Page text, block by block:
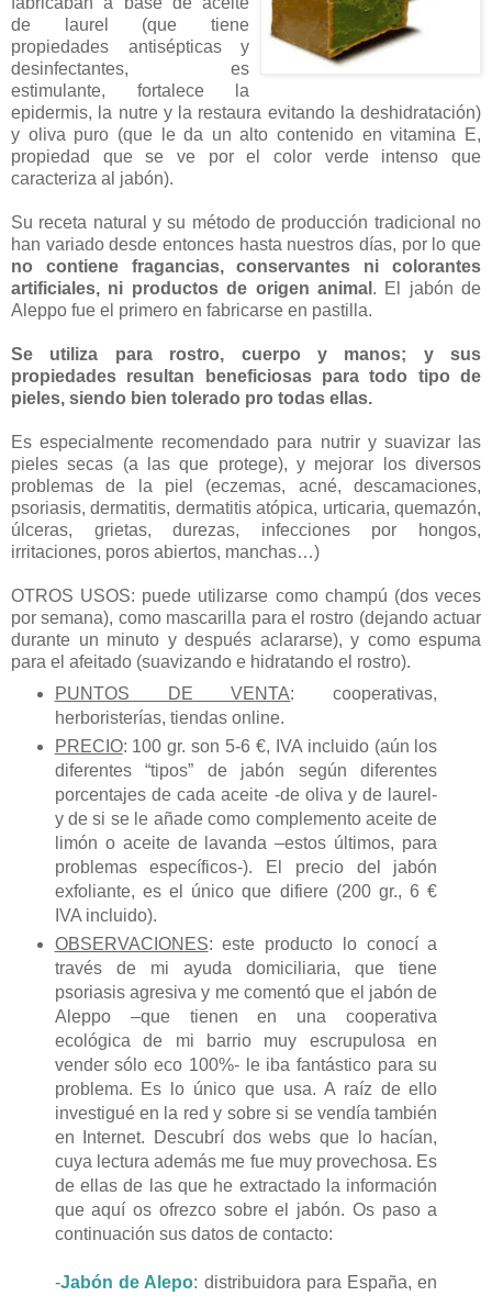
de laurel (que tiene
propiedades antisépticas y
desinfectantes, es
estimulante, fortalece la
epidermis, la nutre y la restaura evitando la deshidratación)
y oliva puro (que le da un alto contenido en vitamina E,
propiedad que se ve por el color verde intenso que
caracteriza al jabón).
Su receta natural y su método de producción tradicional no
han variado desde entonces hasta nuestros días, por lo que
no contiene fragancias, conservantes ni colorantes
artificiales, ni productos de origen animal . El jabón de
Aleppo fue el primero en fabricarse en pastilla.
Se utiliza para rostro, cuerpo y manos; y sus
propiedades resultan beneficiosas para todo tipo de
pieles, siendo bien tolerado pro todas ellas.
Es especialmente recomendado para nutrir y suavizar las
pieles secas (a las que protege), y mejorar los diversos
problemas de la piel (eczemas, acné, descamaciones,
psoriasis, dermatitis, dermatitis atópica, urticaria, quemazón,
úlceras, grietas, durezas, infecciones por hongos,
irritaciones, poros abiertos, manchas…)
OTROS USOS: puede utilizarse como champú (dos veces
por semana), como mascarilla para el rostro (dejando actuar
durante un minuto y después aclararse), y como espuma
para el afeitado (suavizando e hidratando el rostro).
PUNTOS DE VENTA: cooperativas,
herboristerías, tiendas online.
PRECIO: 100 gr. son 5-6 €, IVA incluido (aún los
diferentes “tipos” de jabón según diferentes
porcentajes de cada aceite -de oliva y de laurel-
y de si se le añade como complemento aceite de
limón o aceite de lavanda –estos últimos, para
problemas específicos-). El precio del jabón
exfoliante, es el único que difiere (200 gr., 6 €
IVA incluido).
OBSERVACIONES: este producto lo conocí a
través de mi ayuda domiciliaria, que tiene
psoriasis agresiva y me comentó que el jabón de
Aleppo –que tienen en una cooperativa
ecológica de mi barrio muy escrupulosa en
vender sólo eco 100%- le iba fantástico para su
problema. Es lo único que usa. A raíz de ello
investigué en la red y sobre si se vendía también
en Internet. Descubrí dos webs que lo hacían,
cuya lectura además me fue muy provechosa. Es
de ellas de las que he extractado la información
que aquí os ofrezco sobre el jabón. Os paso a
continuación sus datos de contacto:
-Jabón de Alepo: distribuidora para España, en